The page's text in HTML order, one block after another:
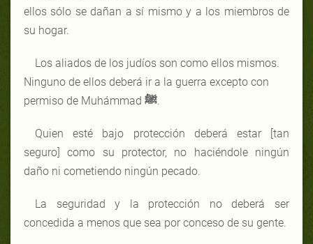
ellos sólo se dañan a sí mismo y a los miembros de
su hogar.
Los aliados de los judíos son como ellos mismos.
Ninguno de ellos deberá ir a la guerra excepto con
permiso de Muhámmad ﷺ.
Quien esté bajo protección deberá estar [tan
seguro] como su protector, no haciéndole ningún
daño ni cometiendo ningún pecado.
La seguridad y la protección no deberá ser
concedida a menos que sea por conceso de su gente.